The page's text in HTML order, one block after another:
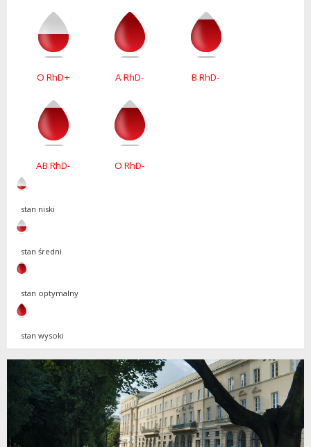
O RhD+ A RhD- B RhD-
AB RhD- O RhD-
stan niski
stan średni
stan optymalny
stan wysoki